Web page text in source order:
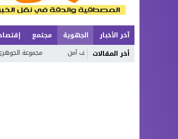
آخر الأخبار الجهوية مجتمع
أخر المقالات
مجموعة الجوهري بمارينا السعيدية… شقق